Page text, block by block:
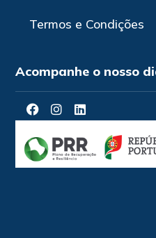
Termos e Condições
Acompanhe o nosso